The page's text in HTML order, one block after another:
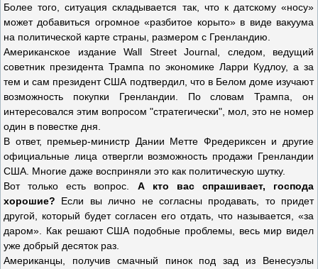
Более того, ситуация складывается так, что к датскому «носу»
может добавиться огромное «разбитое корыто» в виде вакуума
на политической карте страны, размером с Гренландию.
Американское издание Wall Street Journal, следом, ведущий
советник президента Трампа по экономике Ларри Кудлоу, а за
тем и сам президент США подтвердил, что в Белом доме изучают
возможность покупки Гренландии. По словам Трампа, он
интересовался этим вопросом "стратегически", мол, это не номер
один в повестке дня.
В ответ, премьер-министр Дании Метте Фредериксен и другие
официальные лица отвергли возможность продажи Гренландии
США. Многие даже восприняли это как политическую шутку.
Вот только есть вопрос. А кто вас спрашивает, господа
хорошие? Если вы лично не согласны продавать, то придет
другой, который будет согласен его отдать, что называется, «за
даром». Как решают США подобные проблемы, весь мир видел
уже добрый десяток раз.
Американцы, получив смачный пинок под зад из Венесуэлы